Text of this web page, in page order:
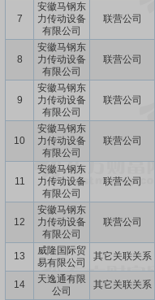
7
安徽马钢东
力传动设备
有限公司
联营公司
8
安徽马钢东
力传动设备
有限公司
联营公司
9
安徽马钢东
力传动设备
有限公司
联营公司
10
安徽马钢东
力传动设备
有限公司
联营公司
11
安徽马钢东
力传动设备
有限公司
联营公司
12
安徽马钢东
力传动设备
有限公司
联营公司
13
威隆国际贸
易有限公司
其它关联关系
14
天逸通有限
公司
其它关联关系